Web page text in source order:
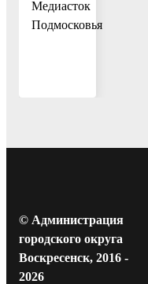
Медиасток
Подмосковья
© Администрация
городского округа
Воскресенск, 2016 -
2026